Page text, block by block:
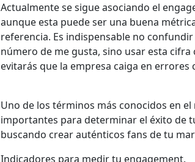
Actualmente se sigue asociando el
aunque esta puede ser una buena
referencia. Es indispensable no
número de me gusta, sino usar esta
evitarás que la empresa caiga en errores
Uno de los términos más conocidos en
importantes para determinar el éxito de
buscando crear auténticos fans de tu
Indicadores para medir tu engagement.